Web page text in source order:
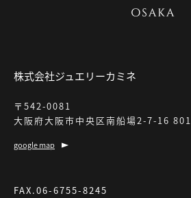
株式会社ジュエリーカミネ
〒542-0081
大阪府大阪市中央区南船場2-7-16 801
google map
FAX.06-6755-8245